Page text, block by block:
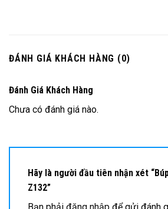
ĐÁNH GIÁ KHÁCH HÀNG (0)
Đánh Giá Khách Hàng
Chưa có đánh giá nào.
Hãy là người đầu tiên nhận xét
Z132”